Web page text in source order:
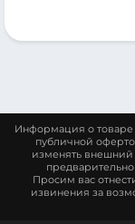
Информация о товаре
публичной
изменять внешний
Просим вас
извинения за